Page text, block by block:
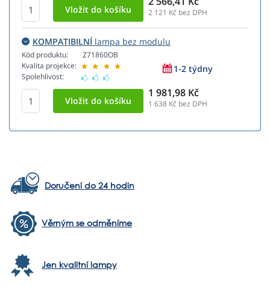
2 121 Kč bez DPH
KOMPATIBILNÍlampa bez modulu
Kód produktu:
Kvalita projekce:
Spolehlivost:
Z71860OB
1-2 týdny
1 981,98 Kč
1 638 Kč bez DPH
Doručení do 24 hodin
Věrným se odměníme
Jen kvalitní lampy